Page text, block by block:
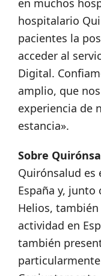
en muchos
hospitalario
pacientes la
acceder al
Digital.
amplio, que
experiencia de
estancia».
Sobre
Quirónsalud
España y, junto
Helios, también
actividad en
también